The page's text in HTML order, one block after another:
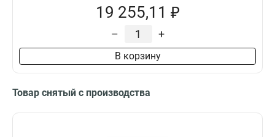
19 255,11 ₽
– +
В корзину
Товар снятый с производства